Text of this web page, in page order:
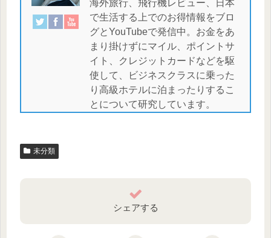
海外旅行、飛行機レビュー、日本
で生活する上でのお得情報をブロ
グとYouTubeで発信中。お金をあ
まり掛けずにマイル、ポイントサ
イト、クレジットカードなどを駆
使して、ビジネスクラスに乗った
り高級ホテルに泊まったりするこ
とについて研究しています。
未分類
シェアする